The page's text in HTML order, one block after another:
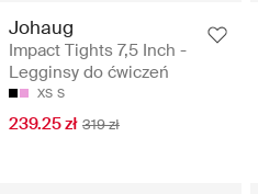
Johaug
Impact Tights 7,5 Inch -
Legginsy do ćwiczeń
XS S
239.25 zł 319 zł